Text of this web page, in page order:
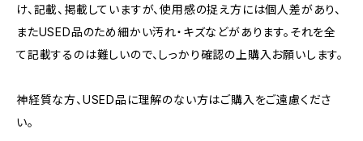
け、記載、掲載していますが、使用感の捉え方には個人差があり、
またUSED品のため細かい汚れ・キズなどがあります。それを全
て記載するのは難しいので、しっかり確認の上購入お願いします。
神経質な方、USED品に理解のない方はご購入をご遠慮くださ
い。